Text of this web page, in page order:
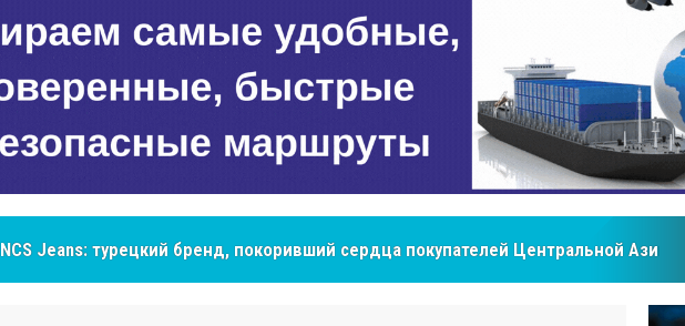
Cottonhill покоряет мировые рынки